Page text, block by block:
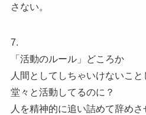
さない。
7.
「活動のルール」どころか
人間としてしちゃいけないこ
堂々と活動してるのに？
人を精神的に追い詰めて辞めさ